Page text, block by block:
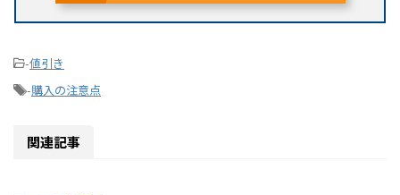
-値引き
-購入の注意点
関連記事